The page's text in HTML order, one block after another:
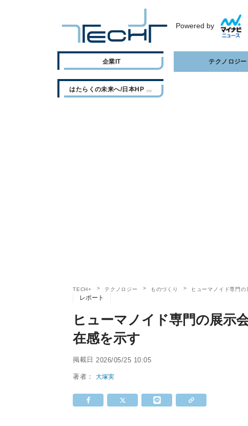
Powered by
企業IT テクノロジー
はたらくの未来へ/日本HP
TECH+ テクノロジー ものづくり ヒューマノイド専門
レポート
ヒューマノイド専門の展示
在感を示す
掲載日 2026/05/25 10:05
著者：大塚実